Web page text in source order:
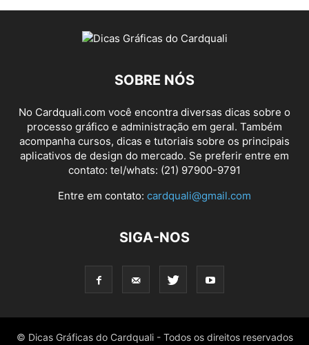
SOBRE NÓS
No Cardquali.com você encontra diversas dicas sobre o
processo gráfico e administração em geral. Também
acompanha cursos, dicas e tutoriais sobre os principais
aplicativos de design do mercado. Se preferir entre em
contato: tel/whats: (21) 97900-9791
Entre em contato: cardquali@gmail.com
SIGA-NOS
© Dicas Gráficas do Cardquali - Todos os direitos reservados